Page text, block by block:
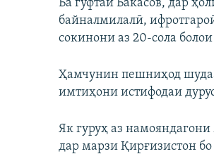
Ба гуфтаи Бакасов, дар
байналмилалӣ,
сокинони аз 20-сола
Ҳамчунин пешниҳод
имтиҳони истифодаи
Як гуруҳ аз
дар марзи Қирғизистон